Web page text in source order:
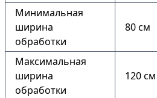
Минимальная
ширина
обработки
80 см
Максимальная
ширина
обработки
120 см